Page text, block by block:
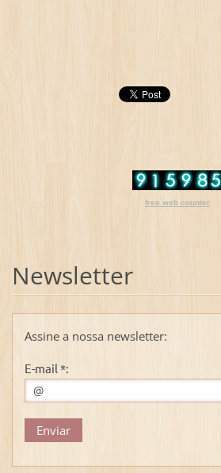
free web counter
Newsletter
Assine a nossa newsletter:
E-mail *: